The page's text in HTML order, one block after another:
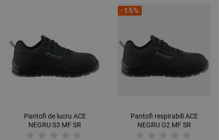
Pantofi de lucru ACE
NEGRU S3 MF SR
-15%
Pantofi respirabili ACE
NEGRU O2 MF SR